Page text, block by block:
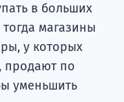
в больших
магазины
у которых
продают по
уменьшить